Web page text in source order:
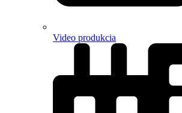
Video produkcia